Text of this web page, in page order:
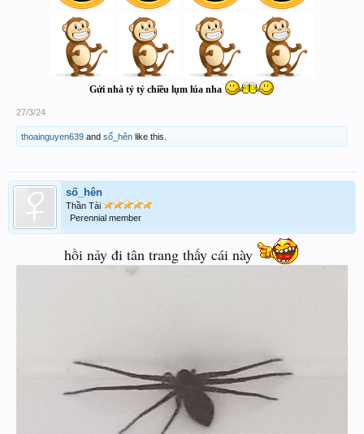
Gửi nhà tỷ tỷ chiều lụm lúa nha
27/3/24
thoainguyen639 and số_hên like this.
số_hên
Thần Tài
Perennial member
hồi nảy đi tân trang thấy cái này